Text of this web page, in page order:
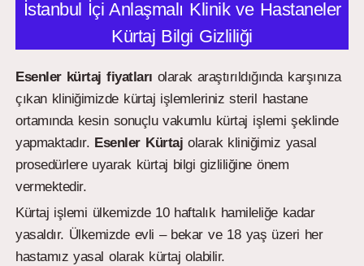
İstanbul İçi Anlaşmalı Klinik ve Hastaneler
Kürtaj Bilgi Gizliliği
Esenler kürtaj fiyatları olarak araştırıldığında karşınıza
çıkan kliniğimizde kürtaj işlemleriniz steril hastane
ortamında kesin sonuçlu vakumlu kürtaj işlemi şeklinde
yapmaktadır. EsenlerKürtajolarak kliniğimiz yasal
prosedürlere uyarak kürtaj bilgi gizliliğine önem
vermektedir.
Kürtaj işlemi ülkemizde 10 haftalık hamileliğe kadar
yasaldır. Ülkemizde evli – bekar ve 18 yaş üzeri her
hastamız yasal olarak kürtaj olabilir.